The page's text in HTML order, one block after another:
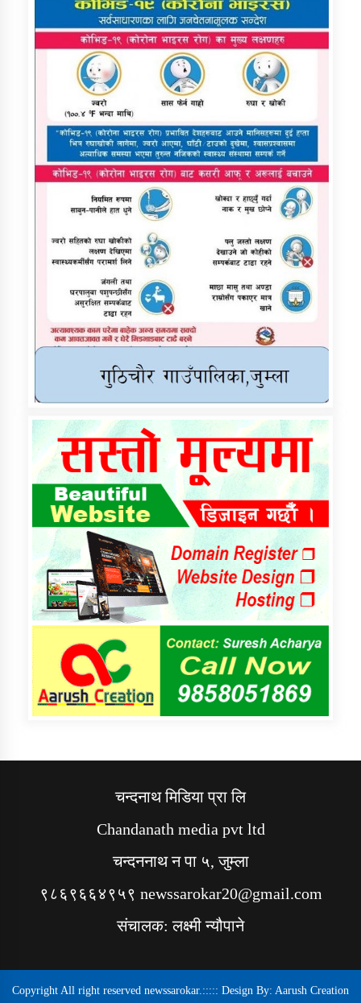
चन्दनाथ मिडिया प्रा लि
Chandanath media pvt ltd
चन्दननाथ न पा ५, जुम्ला
९८६९६६४९५९ newssarokar20@gmail.com
संचालक: लक्ष्मी न्यौपाने
Copyright All right reserved newssarokar.::::: Design By: Aarush Creation